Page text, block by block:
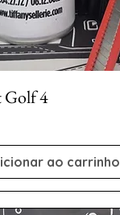
Golf 4
ao carrinho